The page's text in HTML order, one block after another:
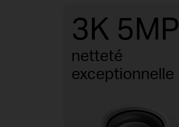
3K 5MP
netteté
exceptionnelle